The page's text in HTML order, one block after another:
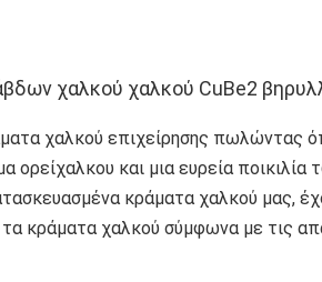
χαλκού χαλκού CuBe2
χαλκού επιχείρησης πωλώντας
ορείχαλκου και μια ευρεία
κράματα χαλκού μας,
κράματα χαλκού σύμφωνα με τις